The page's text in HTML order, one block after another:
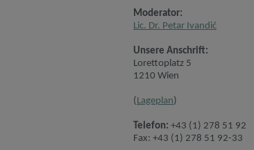
Moderator:
Lic. Dr. Petar Ivandić
Unsere Anschrift:
Lorettoplatz 5
1210 Wien
(Lageplan)
Telefon: +43 (1) 278 51 92
Fax: +43 (1) 278 51 92-33